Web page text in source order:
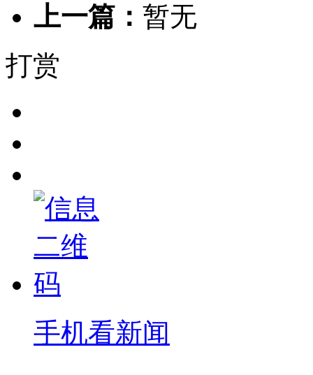
上一篇： 暂无
打赏
手机看新闻